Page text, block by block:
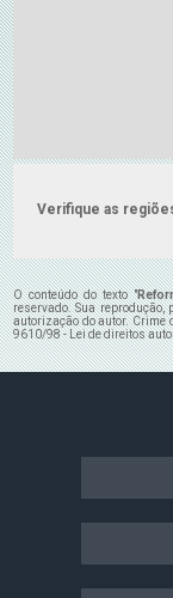
Verifique as
O conteúdo do texto "
reservado. Sua
autorização do autor. Crime
9610/98 - Lei de direitos